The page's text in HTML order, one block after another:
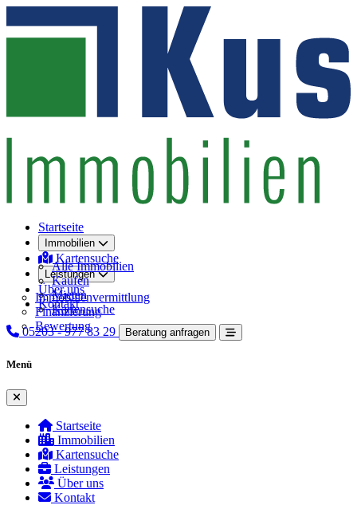
Startseite
Immobilien
Alle Immobilien
Kaufen
Mieten
Kartensuche
Kartensuche
Leistungen
Immobilienvermittlung
Finanzierung
Bewertung
Über uns
Kontakt
05203 - 977 83 29 Beratung anfragen
Menü
Menü schließen
Startseite
Immobilien
Kartensuche
Leistungen
Über uns
Kontakt